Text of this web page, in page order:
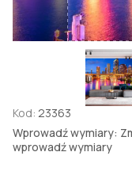
Kod: 23363
Wprowadź wymiary:
wprowadź wymiary